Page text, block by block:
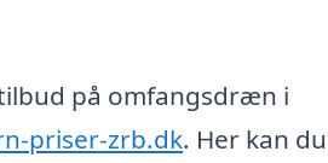
på omfangsdræn i
priser-zrb.dk. Her kan du